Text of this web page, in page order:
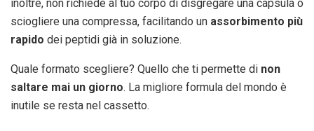
inoltre, non richiede al tuo corpo di disgregare una capsula o
sciogliere una compressa, facilitando un assorbimento più
rapido dei peptidi già in soluzione.
Quale formato scegliere? Quello che ti permette di non
saltare mai un giorno. La migliore formula del mondo è
inutile se resta nel cassetto.